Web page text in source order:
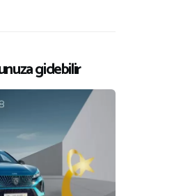
gidebilir